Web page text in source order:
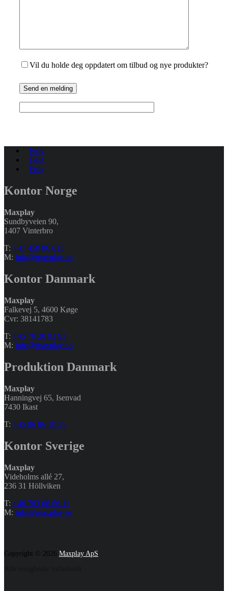
Vil du holde deg oppdatert om tilbud og nye produkter?
Send en melding
Følg
Følg
Følg
Kontor Norge
Maxplay
Sundbyveien 90,
1407 Vinterbro
T: +47 458 86 611
M: info@maxplay.no
Kontor Danmark
Maxplay
Falkevej 5, 4600 Køge
Cvr: 38141783
T: +45 70 20 93 93
M: info@maxplay.no
Produktion Danmark
Maxplay
Hanningvej 65, Isenvad
7430 Ikast
T: +45 86 86 10 55
Kontor Sverige
Maxplay
Videholms allé 27,
236 31 Höllviken
T: +46 703 66 66 11
M: info@maxplay.se
Copyright © 2026 Maxplay ApS